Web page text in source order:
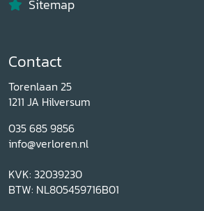
Sitemap
Contact
Torenlaan 25
1211 JA Hilversum
035 685 9856
info@verloren.nl
KVK: 32039230
BTW: NL805459716B01